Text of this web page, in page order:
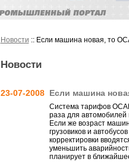
Новости :: Если машина новая, то
Новости
23-07-2008 Если машина
Система тарифов
раза для автомобилей
Если же возраст
грузовиков и
корректировки
уменьшить
планирует в